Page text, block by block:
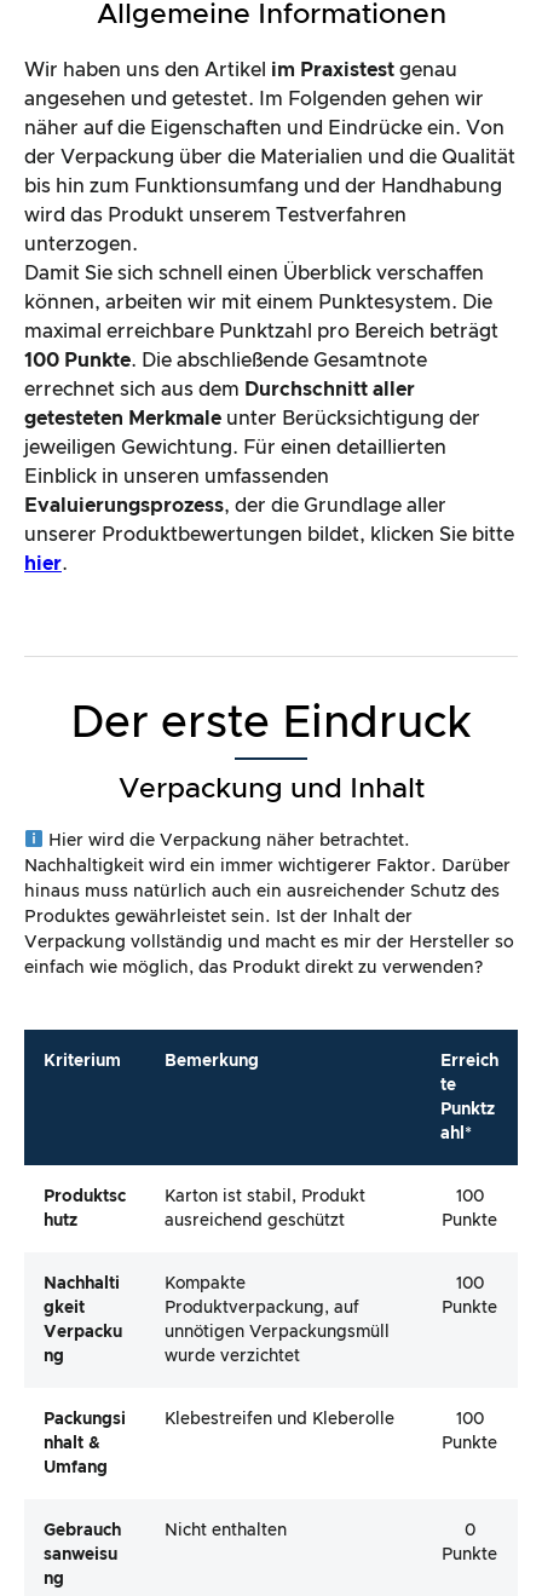
Allgemeine Informationen
Wir haben uns den Artikel im Praxistest genau
angesehen und getestet. Im Folgenden gehen wir
näher auf die Eigenschaften und Eindrücke ein. Von
der Verpackung über die Materialien und die Qualität
bis hin zum Funktionsumfang und der Handhabung
wird das Produkt unserem Testverfahren
unterzogen.
Damit Sie sich schnell einen Überblick verschaffen
können, arbeiten wir mit einem Punktesystem. Die
maximal erreichbare Punktzahl pro Bereich beträgt
100 Punkte. Die abschließende Gesamtnote
errechnet sich aus dem Durchschnitt aller
getesteten Merkmale unter Berücksichtigung der
jeweiligen Gewichtung. Für einen detaillierten
Einblick in unseren umfassenden
Evaluierungsprozess, der die Grundlage aller
unserer Produktbewertungen bildet, klicken Sie bitte
hier.
Der erste Eindruck
Verpackung und Inhalt
Hier wird die Verpackung näher betrachtet.
Nachhaltigkeit wird ein immer wichtigerer Faktor. Darüber
hinaus muss natürlich auch ein ausreichender Schutz des
Produktes gewährleistet sein. Ist der Inhalt der
Verpackung vollständig und macht es mir der Hersteller so
einfach wie möglich, das Produkt direkt zu verwenden?
Kriterium Bemerkung
Erreich
te
Punktz
ahl*
Produktsc
Hutz
Karton ist stabil, Produkt
ausreichend geschützt
100
Punkte
Nachhalti
Gkeit
Verpacku
Ng
Kompakte
Produktverpackung, auf
unnötigen Verpackungsmüll
wurde verzichtet
100
Punkte
Packungsi
Nhalt &
Umfang
Klebestreifen und Kleberolle
100
Punkte
Gebrauch
Sanweisu
Ng
Nicht enthalten
0
Punkte